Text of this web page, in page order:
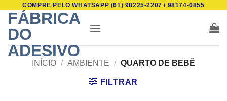
content
COMPRE PELO WHATSAPP (61) 98225-2207 / 98174-0855
FÁBRICA
DO
ADESIVO
INÍCIO / AMBIENTE / QUARTO DE BEBÊ
FILTRAR